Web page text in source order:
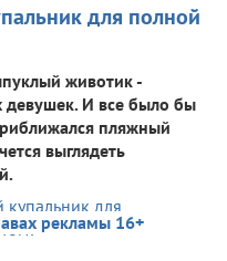
для полной
животик -
девушек. И все было бы
пляжный
выглядеть
рекламы 16+